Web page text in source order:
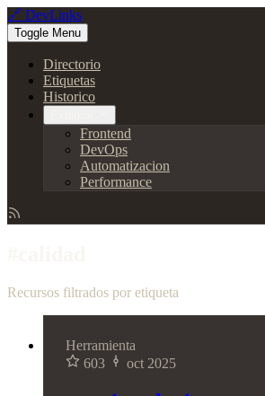
🔗 DevLinks
Toggle Menu
Directorio
Etiquetas
Historico
Frontend
DevOps
Automatizacion
Performance
Recursos filtrados por etiqueta
Herramienta
603
oct 2025